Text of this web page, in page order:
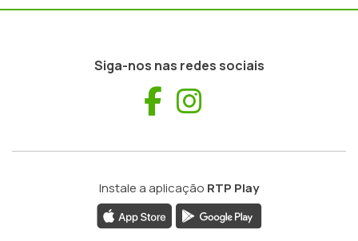
Siga-nos nas redes sociais
Facebook
Instale a aplicação RTP Play